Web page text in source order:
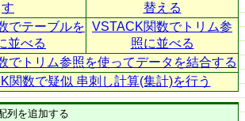
す
替える
でテーブルを
並べる
VSTACK関数でトリム参
照に並べる
でトリム参照を使ってデータを結合する
関数で疑似 串刺し計算(集計)を行う
列を追加する